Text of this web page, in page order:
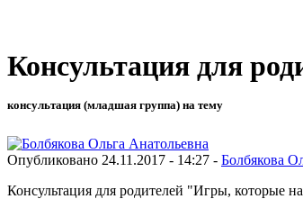
Консультация для
консультация (младшая группа) на тему
Опубликовано 24.11.2017 - 14:27 - Болбякова
Консультация для родителей "Игры, которые